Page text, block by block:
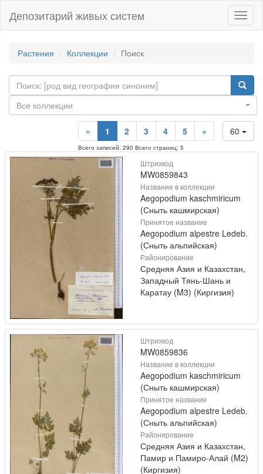
Депозитарий живых систем
Растения Коллекции Поиск
Все коллекции
60
« 1 2 3 4 5 »
Всего записей: 290 Всего страниц: 5
Штрихкод
MW0859843
Название в коллекции
Aegopodium kaschmiricum
(Сныть кашмирская)
Принятое название
Aegopodium alpestre Ledeb.
(Сныть альпийская)
Районирование
Средняя Азия и Казахстан,
Западный Тянь-Шань и
Каратау (M3) (Киргизия)
Штрихкод
MW0859836
Название в коллекции
Aegopodium kaschmiricum
(Сныть кашмирская)
Принятое название
Aegopodium alpestre Ledeb.
(Сныть альпийская)
Районирование
Средняя Азия и Казахстан,
Памир и Памиро-Алай (M2)
(Киргизия)